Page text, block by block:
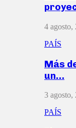
4 agosto,
PAÍS
Más
un…
3 agosto,
PAÍS